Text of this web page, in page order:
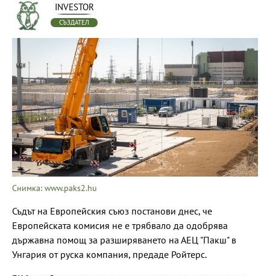
INVESTOR
СЪЗДАТЕЛ
Снимка: www.paks2.hu
Съдът на Европейския съюз постанови днес, че
Европейската комисия не е трябвало да одобрява
държавна помощ за разширяването на АЕЦ "Пакш" в
Унгария от руска компания, предаде Ройтерс.